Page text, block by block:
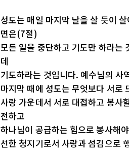
성도는 매일 마지막 날을 살 듯이
면은(7절)
모든 일을 중단하고 기도만 하라는
데
기도하라는 것입니다. 예수님의 사
마지막 때에 성도는 무엇보다 서
사랑 가운데서 서로 대접하고 봉사
전하고
하나님이 공급하는 힘으로 봉사해
선한 청지기로서 사랑과 섬김으로